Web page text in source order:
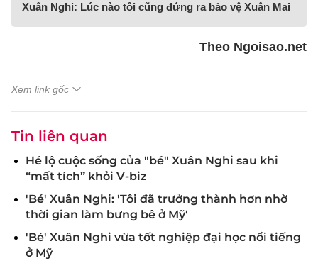
Xuân Nghi: Lúc nào tôi cũng đứng ra bảo vệ Xuân Mai
Theo Ngoisao.net
Xem link gốc
Tin liên quan
Hé lộ cuộc sống của "bé" Xuân Nghi sau khi
“mất tích” khỏi V-biz
'Bé' Xuân Nghi: 'Tôi đã trưởng thành hơn nhờ
thời gian làm bưng bê ở Mỹ'
'Bé' Xuân Nghi vừa tốt nghiệp đại học nổi tiếng
ở Mỹ